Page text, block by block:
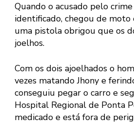
Quando o acusado pelo
identificado, chegou de moto
uma pistola obrigou que os
joelhos.
Com os dois ajoelhados o
vezes matando Jhony e
conseguiu pegar o carro e
Hospital Regional de Ponta
medicado e está fora de